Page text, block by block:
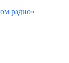
радио»